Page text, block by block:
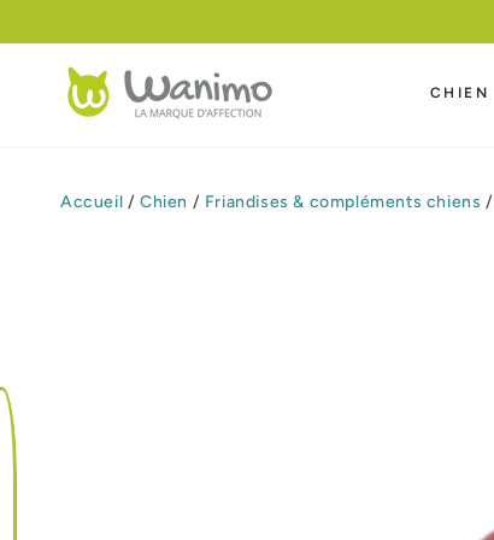
CHIEN
Accueil / Chien / Friandises & compléments chiens /